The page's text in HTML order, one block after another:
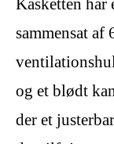
Kasketten har
sammensat af
og et blødt
der et